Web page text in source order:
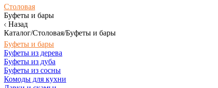
Столовая
Буфеты и бары
Назад
Каталог/Столовая/Буфеты и бары
Буфеты и бары
Буфеты из дерева
Буфеты из дуба
Буфеты из сосны
Комоды для кухни